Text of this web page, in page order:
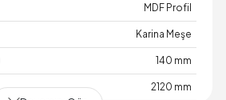
MDF Profil
Karina Meşe
140 mm
2120 mm